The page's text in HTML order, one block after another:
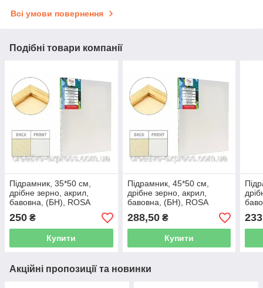
Всі умови повернення
Подібні товари компанії
Підрамник, 35*50 см,
дрібне зерно, акрил,
бавовна, (БН), ROSA
Studio
250 ₴
Купити
Підрамник, 45*50 см,
дрібне зерно, акрил,
бавовна, (БН), ROSA
Studio
288,50₴
Купити
Акційні пропозиції та новинки